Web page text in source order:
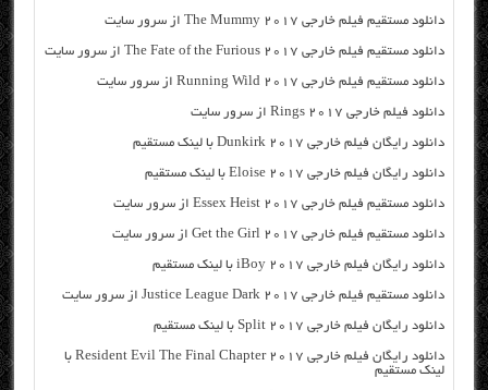
دانلود مستقیم فیلم خارجی The Mummy 2017 از سرور سایت
دانلود مستقیم فیلم خارجی The Fate of the Furious 2017 از سرور سایت
دانلود مستقیم فیلم خارجی Running Wild 2017 از سرور سایت
دانلود فیلم خارجی Rings 2017 از سرور سایت
دانلود رایگان فیلم خارجی Dunkirk 2017 با لینک مستقیم
دانلود رایگان فیلم خارجی Eloise 2017 با لینک مستقیم
دانلود مستقیم فیلم خارجی Essex Heist 2017 از سرور سایت
دانلود مستقیم فیلم خارجی Get the Girl 2017 از سرور سایت
دانلود رایگان فیلم خارجی iBoy 2017 با لینک مستقیم
دانلود مستقیم فیلم خارجی Justice League Dark 2017 از سرور سایت
دانلود رایگان فیلم خارجی Split 2017 با لینک مستقیم
دانلود رایگان فیلم خارجی Resident Evil The Final Chapter 2017 با
لینک مستقیم